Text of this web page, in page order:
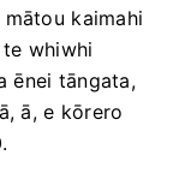
kaimahi
whiwhi
ēnei tāngata,
ā, e kōrero